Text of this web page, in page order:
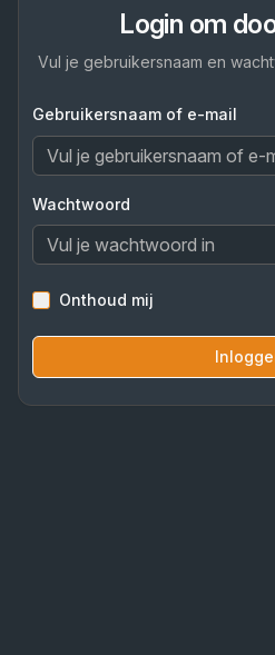
Login om
Vul je gebruikersnaam en
Gebruikersnaam of e-mail
Wachtwoord
Onthoud mij